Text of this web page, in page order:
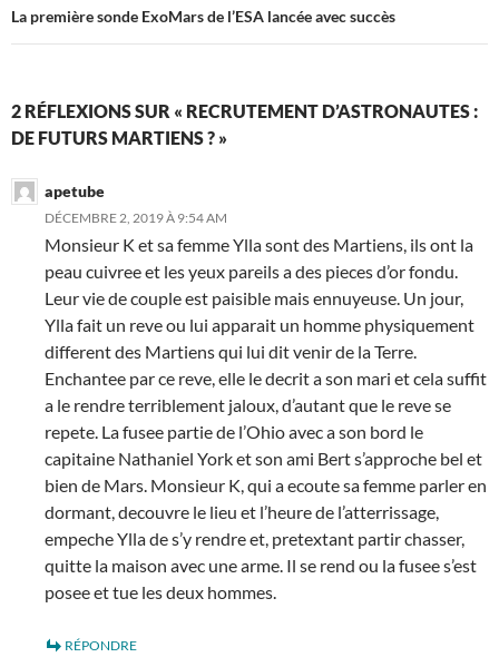
La première sonde ExoMars de l’ESA lancée avec succès
2 RÉFLEXIONS SUR « RECRUTEMENT D’ASTRONAUTES :
DE FUTURS MARTIENS ? »
apetube
DÉCEMBRE 2, 2019 À 9:54 AM
Monsieur K et sa femme Ylla sont des Martiens, ils ont la
peau cuivree et les yeux pareils a des pieces d’or fondu.
Leur vie de couple est paisible mais ennuyeuse. Un jour,
Ylla fait un reve ou lui apparait un homme physiquement
different des Martiens qui lui dit venir de la Terre.
Enchantee par ce reve, elle le decrit a son mari et cela suffit
a le rendre terriblement jaloux, d’autant que le reve se
repete. La fusee partie de l’Ohio avec a son bord le
capitaine Nathaniel York et son ami Bert s’approche bel et
bien de Mars. Monsieur K, qui a ecoute sa femme parler en
dormant, decouvre le lieu et l’heure de l’atterrissage,
empeche Ylla de s’y rendre et, pretextant partir chasser,
quitte la maison avec une arme. Il se rend ou la fusee s’est
posee et tue les deux hommes.
RÉPONDRE